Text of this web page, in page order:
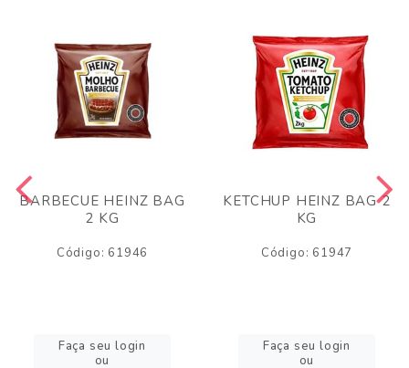
BARBECUE HEINZ BAG
2 KG
Código: 61946
Faça seu login
ou
KETCHUP HEINZ BAG 2
KG
Código: 61947
Faça seu login
ou